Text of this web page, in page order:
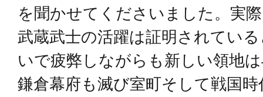
を聞かせてくださいました。実
武蔵武士の活躍は証明されてい
いで疲弊しながらも新しい領地
鎌倉幕府も滅び室町そして戦国